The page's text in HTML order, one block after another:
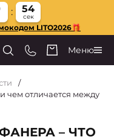
54
сек
LITO2026🎁
Меню
чем отличается между
– ЧТО